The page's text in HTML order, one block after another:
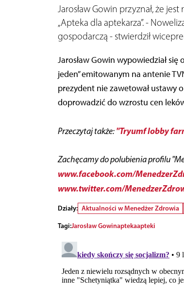
Jarosław Gowin przyznał, że
„Apteka dla aptekarza”. -
gospodarczą - stwierdził
Jarosław Gowin wypowiedział
jeden” emitowanym na antenie
prezydent nie zawetował ustawy
doprowadzić do wzrostu cen
Przeczytaj także:"Tryumf lobby
Zachęcamy do polubienia profilu
www.facebook.com/
www.twitter.com/
Działy: Aktualności w Menedżer Zdrowia
Tagi:Jarosław Gowinaptekaapteki